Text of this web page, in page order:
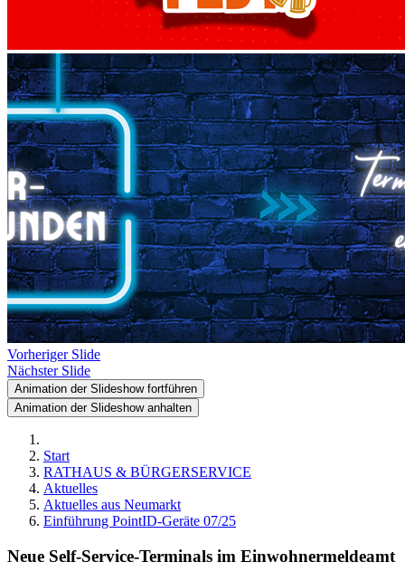
Vorheriger Slide
Nächster Slide
Animation der Slideshow fortführen
Animation der Slideshow anhalten
Start
RATHAUS & BÜRGERSERVICE
Aktuelles
Aktuelles aus Neumarkt
Einführung PointID-Geräte 07/25
Neue Self-Service-Terminals im Einwohnermeldeamt